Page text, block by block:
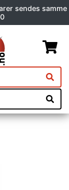
sendes samme